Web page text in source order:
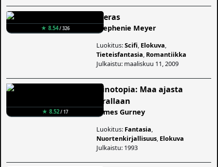
★ 8.54/ 326
Vieras
Stephenie Meyer
Luokitus:Scifi Elokuva
Tieteisfantasia Romantiikka
Julkaistu: maaliskuu 11, 2009
★ 8.52/ 17
Dinotopia: Maa ajasta
irrallaan
James Gurney
Luokitus: Fantasia
Nuortenkirjallisuus Elokuva
Julkaistu: 1993